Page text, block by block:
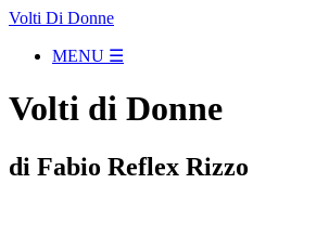
Volti Di Donne
MENU ☰
Volti di Donne
di Fabio Reflex Rizzo